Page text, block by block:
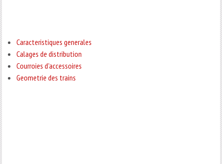
Caracteristiques generales
Calages de distribution
Courroies d'accessoires
Geometrie des trains